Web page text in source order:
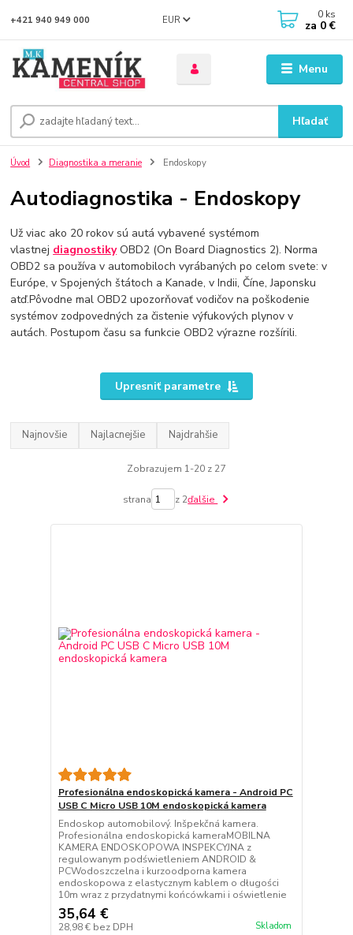
Menu
EUR
Hľadať
+421 940 949 000 0 ks
za 0 €
Úvod Diagnostika a meranie Endoskopy
Autodiagnostika - Endoskopy
Už viac ako 20 rokov sú autá vybavené systémom
vlastnej diagnostikyOBD2 (On Board Diagnostics 2). Norma
OBD2 sa používa v automobiloch vyrábaných po celom svete: v
Európe, v Spojených štátoch a Kanade, v Indii, Číne, Japonsku
atď.Pôvodne mal OBD2 upozorňovať vodičov na poškodenie
systémov zodpovedných za čistenie výfukových plynov v
autách. Postupom času sa funkcie OBD2 výrazne rozšírili.
Upresniť parametre
Najnovšie Najlacnejšie Najdrahšie
Zobrazujem 1-20 z 27
strana z 2ďalšie
Profesionálna endoskopická kamera - Android PC
USB C Micro USB 10M endoskopická kamera
Endoskop automobilový. Inšpekčná kamera.
Profesionálna endoskopická kameraMOBILNA
KAMERA ENDOSKOPOWA INSPEKCYJNA z
regulowanym podświetleniem ANDROID &
PCWodoszczelna i kurzoodporna kamera
endoskopowa z elastycznym kablem o długości
10m wraz z przydatnymi końcówkami i oświetlenie
35,64 €
28,98 € bez DPH Skladom